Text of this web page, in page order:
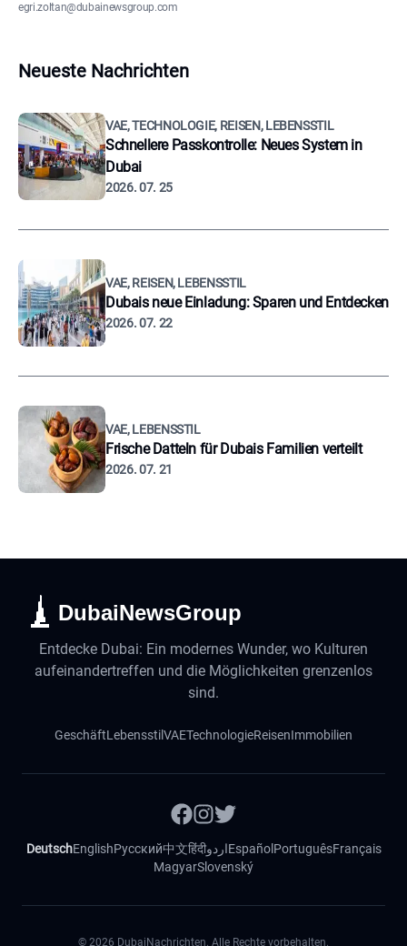
egri.zoltan@dubainewsgroup.com
Neueste Nachrichten
VAE, TECHNOLOGIE, REISEN, LEBENSSTIL
Schnellere Passkontrolle: Neues System in
Dubai
2026. 07. 25
VAE, REISEN, LEBENSSTIL
Dubais neue Einladung: Sparen und Entdecken
2026. 07. 22
VAE, LEBENSSTIL
Frische Datteln für Dubais Familien verteilt
2026. 07. 21
DubaiNewsGroup
Entdecke Dubai: Ein modernes Wunder, wo Kulturen
aufeinandertreffen und die Möglichkeiten grenzenlos
sind.
GeschäftLebensstilVAETechnologieReisenImmobilien
DeutschEnglishРусский中文हिंदीاردوEspañol PortuguêsFrançais
MagyarSlovenský
© 2026 DubaiNachrichten. Alle Rechte vorbehalten.